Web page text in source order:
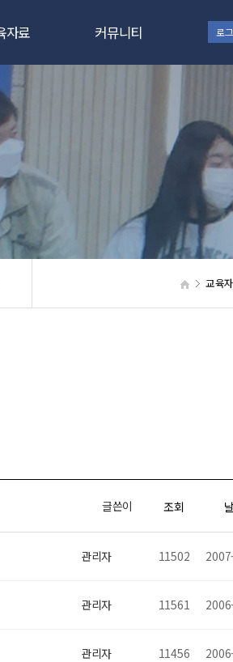
자료
문
칼럼
자료
교육
신청
신청
커뮤니티
웹하드
로
교육
글쓴이 조회
관리자 11502
관리자 11561
관리자 11456